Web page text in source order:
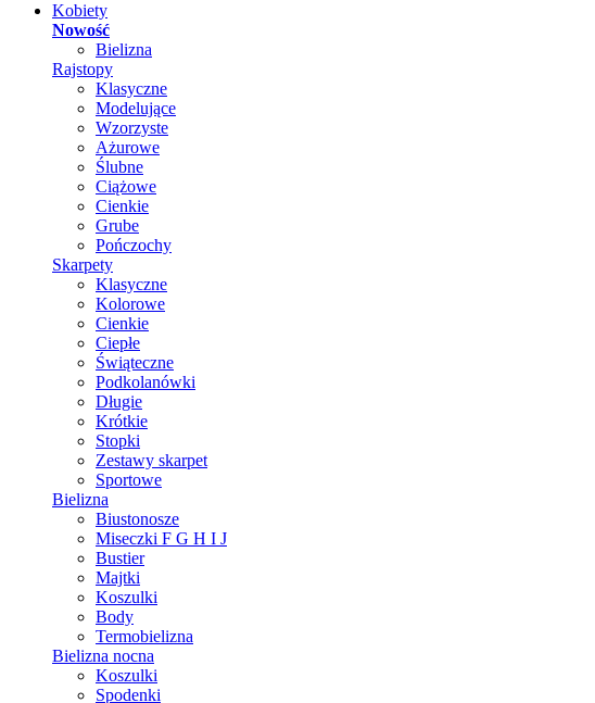
Kobiety
Nowość
Bielizna
Rajstopy
Klasyczne
Modelujące
Wzorzyste
Ażurowe
Ślubne
Ciążowe
Cienkie
Grube
Pończochy
Skarpety
Klasyczne
Kolorowe
Cienkie
Ciepłe
Świąteczne
Podkolanówki
Długie
Krótkie
Stopki
Zestawy skarpet
Sportowe
Bielizna
Biustonosze
Miseczki F G H I J
Bustier
Majtki
Koszulki
Body
Termobielizna
Bielizna nocna
Koszulki
Spodenki